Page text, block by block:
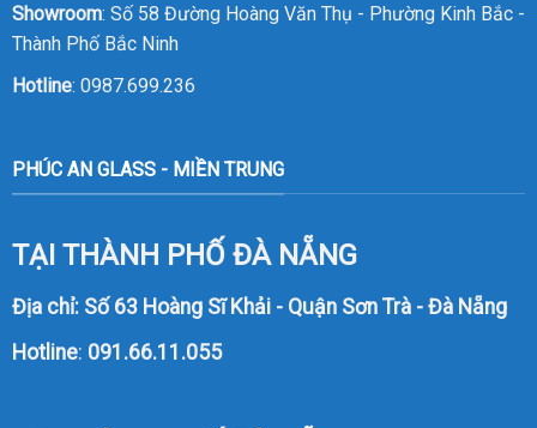
Showroom: Số 58 Đường Hoàng Văn Thụ - Phường Kinh Bắc -
Thành Phố Bắc Ninh
Hotline: 0987.699.236
PHÚC AN GLASS - MIỀN TRUNG
TẠI THÀNH PHỐ ĐÀ NẴNG
Địa chỉ: Số 63 Hoàng Sĩ Khải - Quận Sơn Trà - Đà Nẵng
Hotline: 091.66.11.055